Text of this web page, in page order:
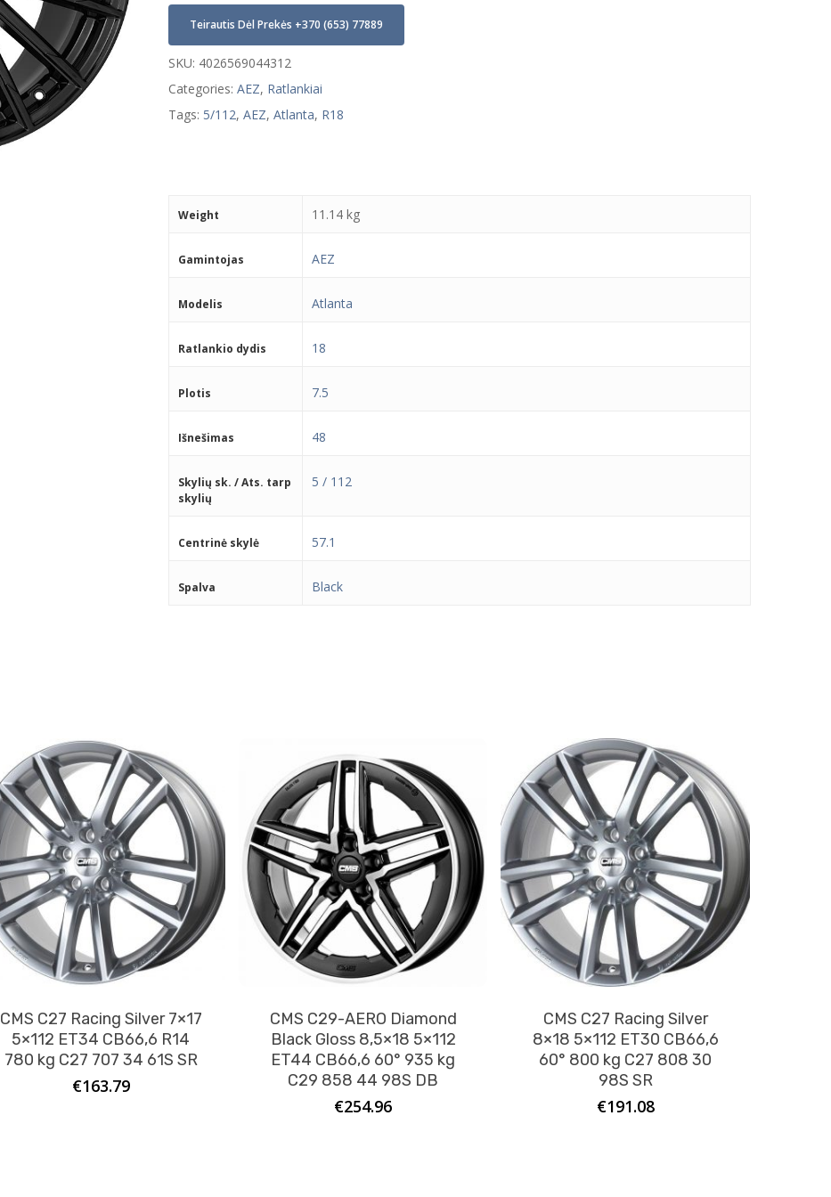
Teirautis Dėl Prekės +370 (653) 77889
SKU: 4026569044312
Categories: AEZ, Ratlankiai
Tags: 5/112, AEZ, Atlanta, R18
Weight 11.14 kg
Gamintojas AEZ
Modelis Atlanta
Ratlankio dydis 18
Plotis 7.5
Išnešimas 48
Skylių sk. / Ats. tarp
skylių
5 / 112
Centrinė skylė 57.1
Spalva Black
CMS C27 Racing Silver 7×17
5×112 ET34 CB66,6 R14
780 kg C27 707 34 61S SR
€163.79
CMS C29-AERO Diamond
Black Gloss 8,5×18 5×112
ET44 CB66,6 60° 935 kg
C29 858 44 98S DB
€254.96
CMS C27 Racing Silver
8×18 5×112 ET30 CB66,6
60° 800 kg C27 808 30
98S SR
€191.08